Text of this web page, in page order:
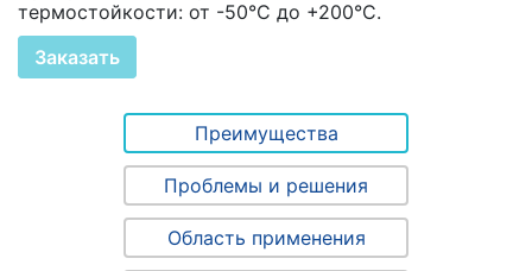
термостойкости: от -50°С до +200°С.
Заказать
Преимущества
Проблемы и решения
Область применения